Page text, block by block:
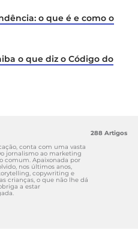
o que é e como o
o que diz o Código do
conta com uma vasta
jornalismo ao marketing
comum. Apaixonada por
nos últimos anos,
copywriting e
crianças, o que não lhe dá
a estar
288 Artigos